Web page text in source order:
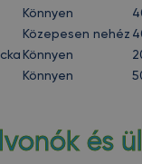
Könnyen
Közepesen nehéz
Könnyen
Könnyen
és